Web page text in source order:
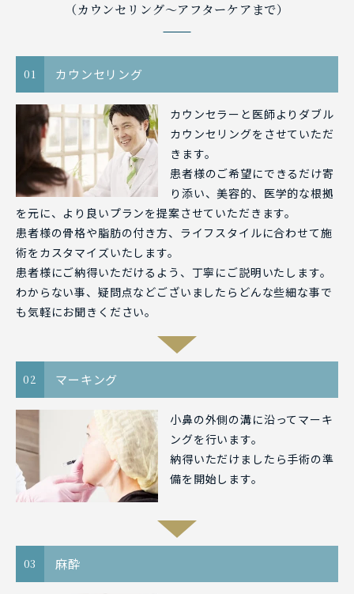
（カウンセリング〜アフターケアまで）
01 カウンセリング
カウンセラーと医師よりダブル
カウンセリングをさせていただ
きます。
患者様のご希望にできるだけ寄
り添い、美容的、医学的な根拠
を元に、より良いプランを提案させていただきます。
患者様の骨格や脂肪の付き方、ライフスタイルに合わせて施
術をカスタマイズいたします。
患者様にご納得いただけるよう、丁寧にご説明いたします。
わからない事、疑問点などございましたらどんな些細な事で
も気軽にお聞きください。
02 マーキング
小鼻の外側の溝に沿ってマーキ
ングを行います。
納得いただけましたら手術の準
備を開始します。
03 麻酔